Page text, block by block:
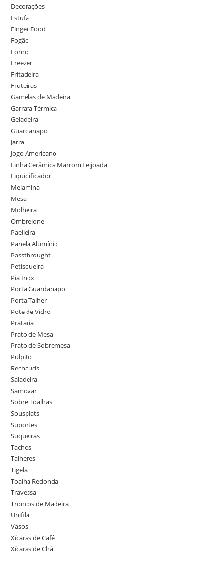
Decorações
Estufa
Finger Food
Fogão
Forno
Freezer
Fritadeira
Fruteiras
Gamelas de Madeira
Garrafa Térmica
Geladeira
Guardanapo
Jarra
Jogo Americano
Linha Cerâmica Marrom Feijoada
Liquidificador
Melamina
Mesa
Molheira
Ombrelone
Paelleira
Panela Alumínio
Passthrought
Petisqueira
Pia Inox
Porta Guardanapo
Porta Talher
Pote de Vidro
Prataria
Prato de Mesa
Prato de Sobremesa
Pulpito
Rechauds
Saladeira
Samovar
Sobre Toalhas
Sousplats
Suportes
Suqueiras
Tachos
Talheres
Tigela
Toalha Redonda
Travessa
Troncos de Madeira
Unifila
Vasos
Xícaras de Café
Xícaras de Chá